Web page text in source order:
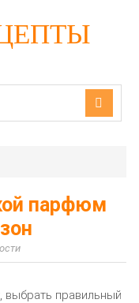
парфюм
правильный